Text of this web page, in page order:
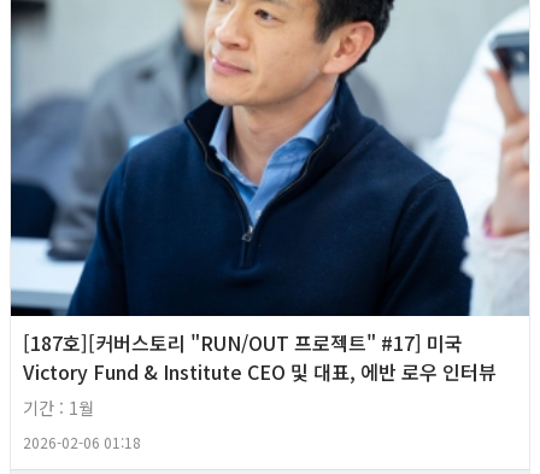
[187호][커버스토리 "RUN/OUT 프로젝트" #17] 미국
Victory Fund & Institute CEO 및 대표, 에반 로우 인터뷰
기간 : 1월
2026-02-06 01:18